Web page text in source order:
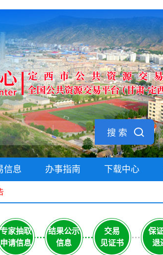
搜 索
信息 办事指南 下载中心
专家抽取
申请信息
结果公示
信息
交易
见证书
保
退